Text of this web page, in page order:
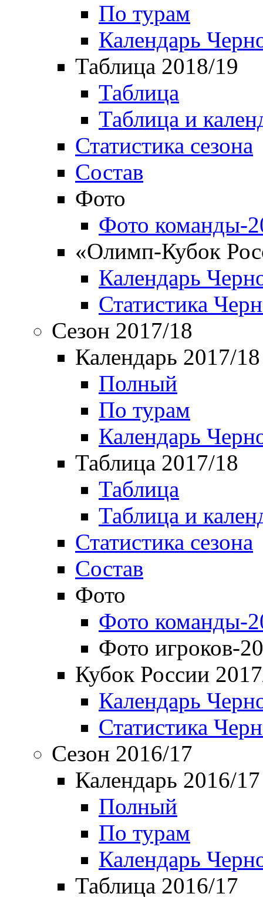
По турам
Календарь
Таблица 2018/19
Таблица
Таблица и
Статистика сезона
Состав
Фото
Фото команды-
«Олимп-Кубок
Календарь
Статистика
Сезон 2017/18
Календарь 2017/18
Полный
По турам
Календарь
Таблица 2017/18
Таблица
Таблица и
Статистика сезона
Состав
Фото
Фото команды-
Фото игроков-
Кубок России
Календарь
Статистика
Сезон 2016/17
Календарь 2016/17
Полный
По турам
Календарь
Таблица 2016/17